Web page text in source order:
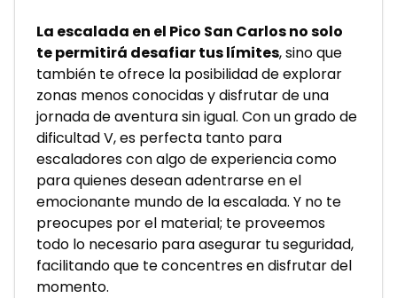
La escalada en el Pico San Carlos no solo
te permitirá desafiar tus límites, sino que
también te ofrece la posibilidad de explorar
zonas menos conocidas y disfrutar de una
jornada de aventura sin igual. Con un grado de
dificultad V, es perfecta tanto para
escaladores con algo de experiencia como
para quienes desean adentrarse en el
emocionante mundo de la escalada. Y no te
preocupes por el material; te proveemos
todo lo necesario para asegurar tu seguridad,
facilitando que te concentres en disfrutar del
momento.